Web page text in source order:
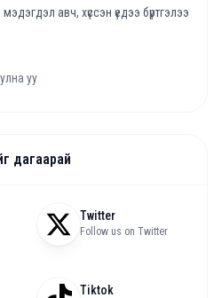
авч, хүссэн үедээ бүртгэлээ
дагаарай
Twitter
Follow us on Twitter
Tiktok